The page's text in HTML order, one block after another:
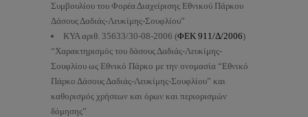
Συμβουλίου του Φορέα Διαχείρισης Εθνικού Πάρκου
Δάσους Δαδιάς-Λευκίμης-Σουφλίου”
ΚΥΑ αριθ. 35633/30-08-2006 (ΦΕΚ 911/Δ/2006)
“Χαρακτηρισμός του δάσους Δαδιάς-Λευκίμης-
Σουφλίου ως Εθνικό Πάρκο με την ονομασία “Εθνικό
Πάρκο Δάσους Δαδιάς-Λευκίμης-Σουφλίου” και
καθορισμός χρήσεων και όρων και περιορισμών
δόμησης”